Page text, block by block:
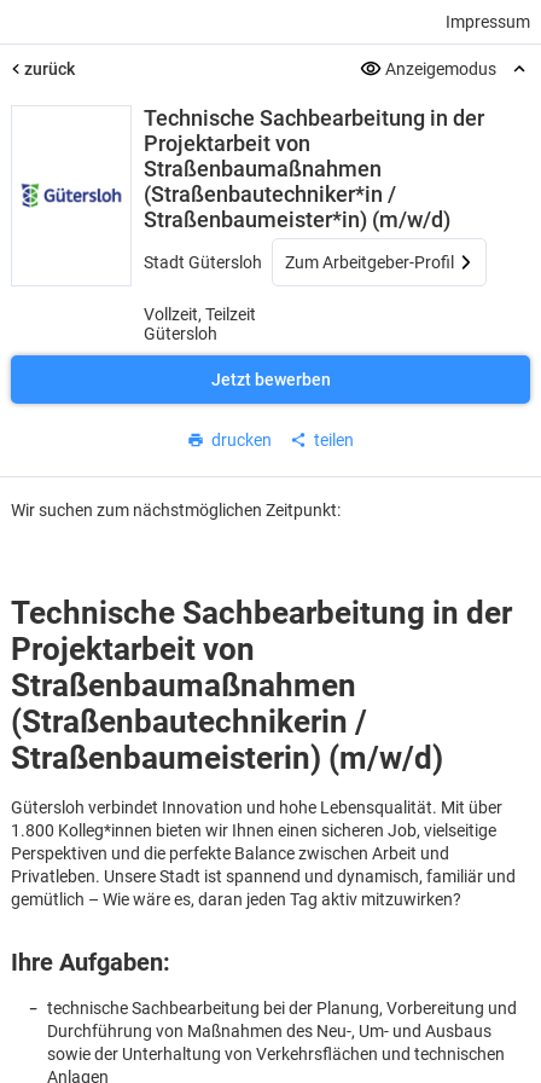
Impressum
zurück Anzeigemodus
Technische Sachbearbeitung in der
Projektarbeit von
Straßenbaumaßnahmen
(Straßenbautechniker*in /
Straßenbaumeister*in) (m/w/d)
Stadt Gütersloh Zum Arbeitgeber-Profil
Vollzeit, Teilzeit
Gütersloh
Jetzt bewerben
drucken teilen
Wir suchen zum nächstmöglichen Zeitpunkt:
Technische Sachbearbeitung in der
Projektarbeit von
Straßenbaumaßnahmen
(Straßenbautechnikerin /
Straßenbaumeisterin) (m/w/d)
Gütersloh verbindet Innovation und hohe Lebensqualität. Mit über
1.800 Kolleg*innen bieten wir Ihnen einen sicheren Job, vielseitige
Perspektiven und die perfekte Balance zwischen Arbeit und
Privatleben. Unsere Stadt ist spannend und dynamisch, familiär und
gemütlich – Wie wäre es, daran jeden Tag aktiv mitzuwirken?
Ihre Aufgaben:
technische Sachbearbeitung bei der Planung, Vorbereitung und
Durchführung von Maßnahmen des Neu-, Um- und Ausbaus
sowie der Unterhaltung von Verkehrsflächen und technischen
Anlagen
Karte anzeigen